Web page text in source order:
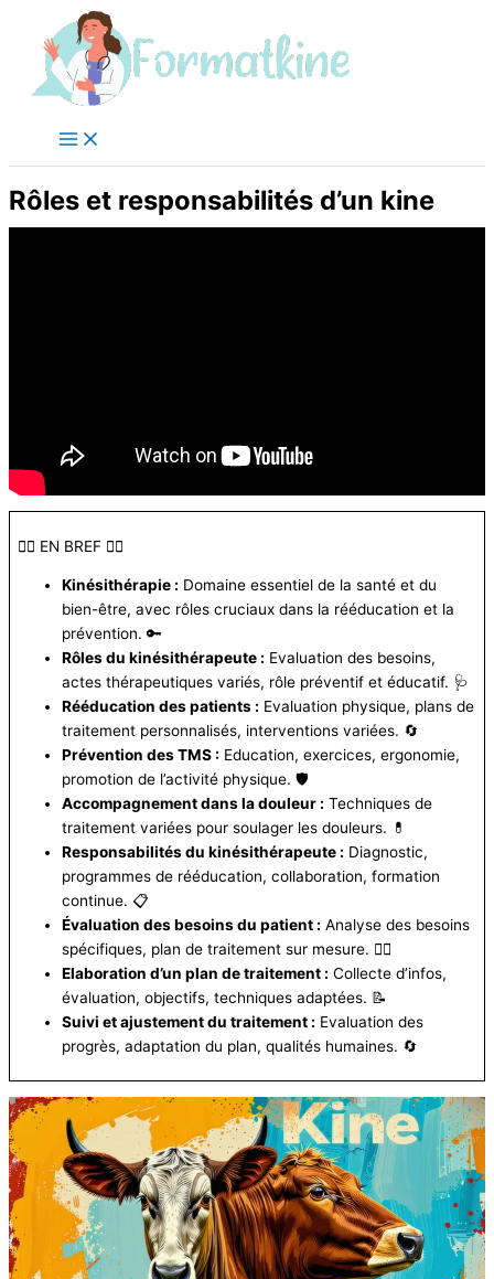
contenu
Rôles et responsabilités d’un kine
👩‍⚕️ EN BREF 👨‍⚕️
Kinésithérapie : Domaine essentiel de la santé et du
bien-être, avec rôles cruciaux dans la rééducation et la
prévention. 🔑
Rôles du kinésithérapeute : Evaluation des besoins,
actes thérapeutiques variés, rôle préventif et éducatif. 🩺
Rééducation des patients : Evaluation physique, plans de
traitement personnalisés, interventions variées. 🔄
Prévention des TMS : Education, exercices, ergonomie,
promotion de l’activité physique. 🛡️
Accompagnement dans la douleur : Techniques de
traitement variées pour soulager les douleurs. 💊
Responsabilités du kinésithérapeute : Diagnostic,
programmes de rééducation, collaboration, formation
continue. 📋
Évaluation des besoins du patient : Analyse des besoins
spécifiques, plan de traitement sur mesure. 👩‍⚖️
Elaboration d’un plan de traitement : Collecte d’infos,
évaluation, objectifs, techniques adaptées. 📝
Suivi et ajustement du traitement : Evaluation des
progrès, adaptation du plan, qualités humaines. 🔄